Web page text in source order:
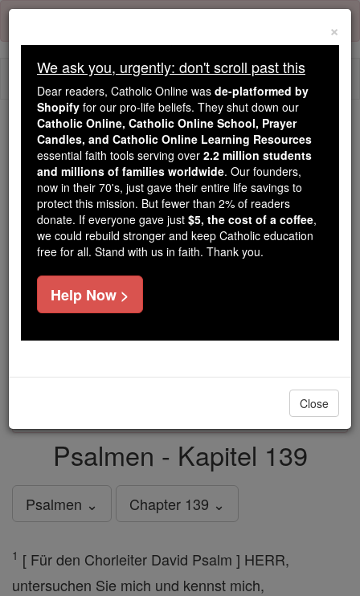
Skip
content
We ask you, urgently: don't scroll past this
Dear readers, Catholic Online
wasde-platformed by Shopify
for our pro-life beliefs. They
shut down ourCatholic
Online, Catholic Online School, Prayer Candles, and
tools serving over
families worldwide. Our founders, now in their 70's,
and keep Catholic education free for all. Stand with us
Psalmen - Kapitel 139
Psalmen ⌄ Chapter 139 ⌄
1 [ Für den Chorleiter David Psalm ] HERR,
untersuchen Sie mich und kennst mich,
×
We ask you, urgently: don't scroll past this
Dear readers, Catholic Online was de-platformed by
Shopify for our pro-life beliefs. They shut down our
Catholic Online, Catholic Online School, Prayer
Candles, and Catholic Online Learning Resources
essential faith tools serving over 2.2 million students
and millions of families worldwide. Our founders,
now in their 70's, just gave their entire life savings to
protect this mission. But fewer than 2% of readers
donate. If everyone gave just $5, the cost of a coffee,
we could rebuild stronger and keep Catholic education
free for all. Stand with us in faith. Thank you.
Help Now >
Close